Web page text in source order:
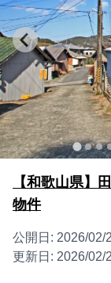
【和歌山県】
物件
公開日: 2026/02/
更新日: 2026/02/